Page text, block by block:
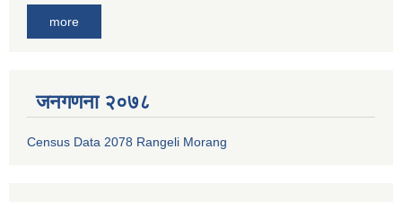
more
जनगणना २०७८
Census Data 2078 Rangeli Morang